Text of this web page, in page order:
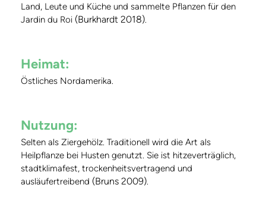
Land, Leute und Küche und sammelte Pflanzen für den
Jardin du Roi (Burkhardt 2018)
Heimat:
Östliches Nordamerika.
Nutzung:
Selten als Ziergehölz. Traditionell wird die Art als
Heilpflanze bei Husten genutzt. Sie ist hitzeverträglich,
stadtklimafest, trockenheitsvertragend und
ausläufertreibend (Bruns 2009)